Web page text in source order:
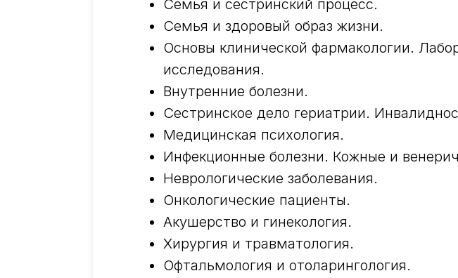
Семья и сестринский процесс.
Семья и здоровый образ жизни.
Основы клинической фармакологии.
исследования.
Внутренние болезни.
Сестринское дело гериатрии.
Медицинская психология.
Инфекционные болезни. Кожные и
Неврологические заболевания.
Онкологические пациенты.
Акушерство и гинекология.
Хирургия и травматология.
Офтальмология и отоларингология.